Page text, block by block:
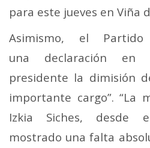
para este jueves en Viña
Asimismo, el Partido
una declaración
presidente la dimisión
importante cargo”. “La
Izkia Siches,
mostrado una falta